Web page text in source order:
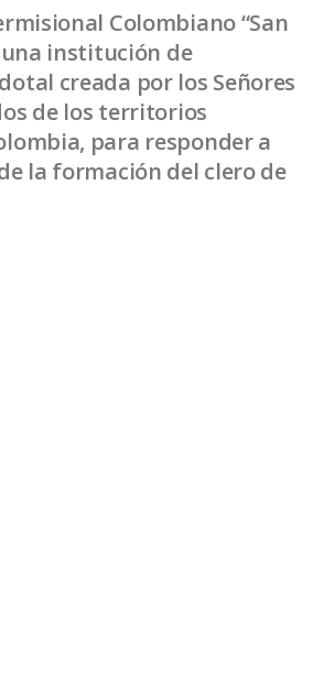
Colombiano “San
una institución de
creada por los Señores
de los territorios
para responder a
la formación del clero de